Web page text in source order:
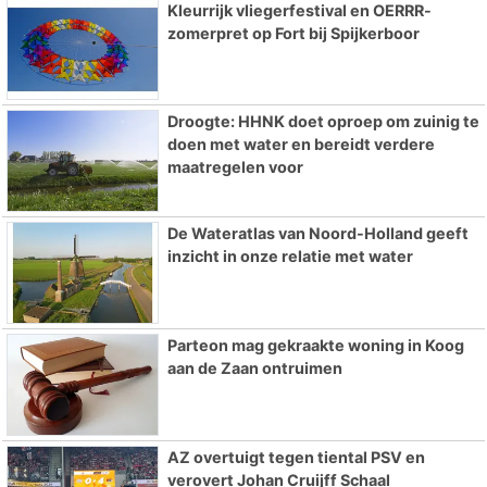
Kleurrijk vliegerfestival en OERRR-
zomerpret op Fort bij Spijkerboor
Droogte: HHNK doet oproep om zuinig te
doen met water en bereidt verdere
maatregelen voor
De Wateratlas van Noord-Holland geeft
inzicht in onze relatie met water
Parteon mag gekraakte woning in Koog
aan de Zaan ontruimen
AZ overtuigt tegen tiental PSV en
verovert Johan Cruijff Schaal